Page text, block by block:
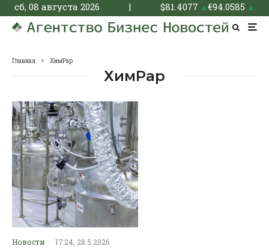
сб, 08 августа 2026 | $81.4077 ▲€94.0585 ▲
Главная ХимРар
ХимРар
Новости · 17:24, 28.5.2026